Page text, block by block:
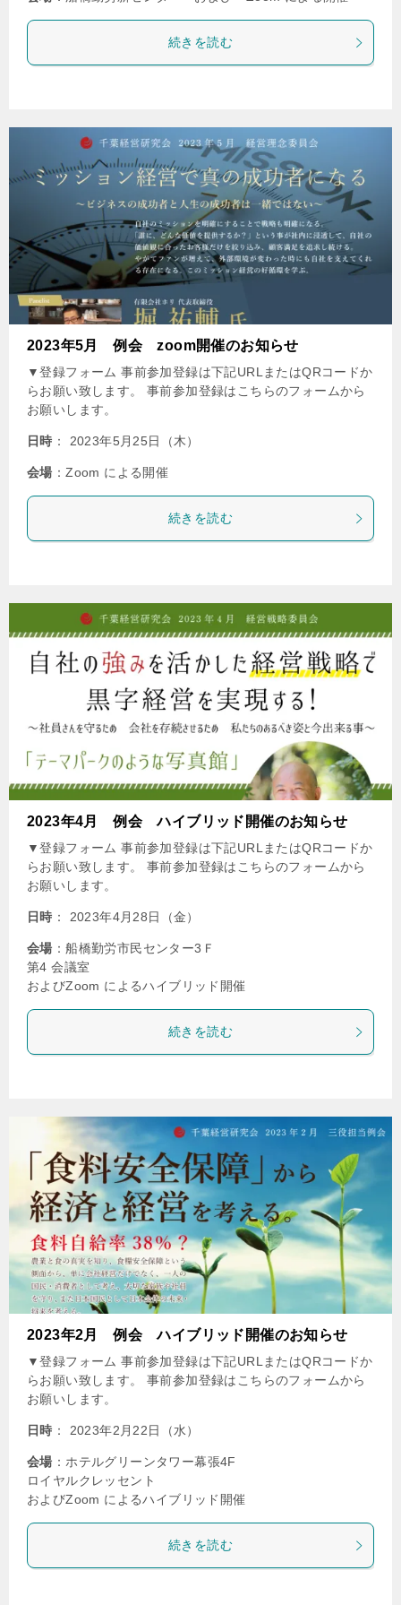
続きを読む
2023年5月 例会 zoom開催のお知らせ
▼登録フォーム 事前参加登録は下記URLまたはQRコードか
らお願い致します。 事前参加登録はこちらのフォームから
お願いします。
日時 ： 2023年5月25日（木）
会場 ：Zoom による開催
続きを読む
2023年4月 例会 ハイブリッド開催のお知らせ
▼登録フォーム 事前参加登録は下記URLまたはQRコードか
らお願い致します。 事前参加登録はこちらのフォームから
お願いします。
日時 ： 2023年4月28日（金）
会場 ：船橋勤労市民センター3Ｆ
第4 会議室
およびZoom によるハイブリッド開催
続きを読む
2023年2月 例会 ハイブリッド開催のお知らせ
▼登録フォーム 事前参加登録は下記URLまたはQRコードか
らお願い致します。 事前参加登録はこちらのフォームから
お願いします。
日時 ： 2023年2月22日（水）
会場 ：ホテルグリーンタワー幕張4F
ロイヤルクレッセント
およびZoom によるハイブリッド開催
続きを読む